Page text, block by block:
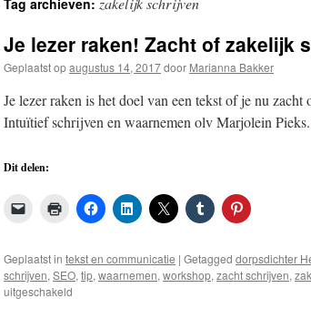
inhoud
Tag archieven:
Je lezer raken! Zacht of zakelijk
Geplaatst opaugustus 14, 2017door Marianna Bakker
Je lezer raken is het doel van een tekst of je nu
Intuïtief schrijven en waarnemen olv Marjolein Pieks.
Dit delen:
Geplaatst in tekst en communicatie | Getagged dorpsdichter
schrijven, SEO, tip, waarnemen, workshop, zacht schrijven,
uitgeschakeld